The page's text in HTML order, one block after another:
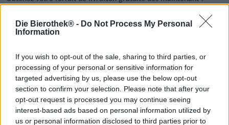
Die Bierothek® - Do Not Process My Personal
Information
If you wish to opt-out of the sale, sharing to third parties, or
processing of your personal or sensitive information for
targeted advertising by us, please use the below opt-out
section to confirm your selection. Please note that after your
opt-out request is processed you may continue seeing
interest-based ads based on personal information utilized by
us or personal information disclosed to third parties prior to
Montez à bord !
'S’abonner à la newsletter'